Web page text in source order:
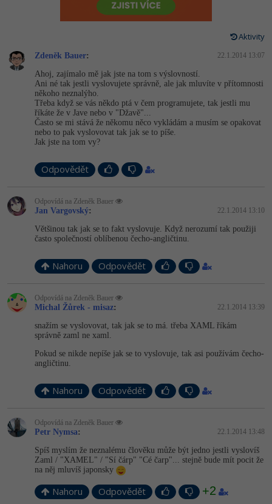
HTML5, CSS3, Bootstrap, SEO
SQL a databáze
Testování a verzování
UML a návrhové vzory
React
Spring
PHP
JavaScript
Python
HTML / CSS
UML a návrhové vzory
MySQL/MariaDB
MS-SQL
SQLite
Vývojář mobilních aplikací
Webdesigner
Tester
Grafik / UX/UI návrhář
3D grafik
Projektový manažer
Databázový analytik
Copywriter
WordPress specialista
SEO specialista
-80%
PHP
C++ -80%
Swift -80%
-80%
-80%
VB.NET
SQL
Návrh SW -80%
Algoritmy
Umělá inteligence (AI)
Pro děti
Více
Digitální gramotnost
WordPress
SEO -30%
UX
-25%
Copywriting
MS Office -80%
Google Dokumenty
Time management
Windows
Linux
Sítě
Fórum
Photoshop -80%
Adobe Lightroom
Adobe XD -15%
Adobe InDesign -25%
Inkscape
Fotografování -80%
Video
Ostatní
Fórum
Aktivity
Zdeněk Bauer: 22.1.2014 13:07
Ahoj, zajímalo mě jak jste na tom s výslovností.
Ani né tak jestli vyslovujete správně, ale jak mluvíte v přítomnosti
někoho neznalýho.
Třeba když se vás někdo ptá v čem programujete, tak jestli mu
říkáte že v Jave nebo v "Džavě"...
Často se mi stává že někomu něco vykládám a musím se opakovat
nebo to pak vyslovovat tak jak se to píše.
Jak jste na tom vy?
Odpovědět
Odpovídá na Zdeněk Bauer
Jan Vargovský: 22.1.2014 13:10
Většinou tak jak se to fakt vyslovuje. Když nerozumí tak použiji
často společností oblíbenou čecho-angličtinu.
Nahoru Odpovědět
Odpovídá na Zdeněk Bauer
Michal Žůrek - misaz: 22.1.2014 13:39
snažím se vyslovovat, tak jak se to má. třeba XAML říkám
správně zaml ne xaml.
Pokud se nikde nepíše jak se to vyslovuje, tak asi používám čecho-
angličtinu.
Nahoru Odpovědět
Odpovídá na Zdeněk Bauer
Petr Nymsa: 22.1.2014 13:48
Spíš myslím že neznalému člověku může být jedno jestli vyslovíš
Zaml / "XAMEL" / "Sí čárp" "Cé čarp"... stejně bude mít pocit že
na něj mluvíš japonsky
Nahoru Odpovědět +2